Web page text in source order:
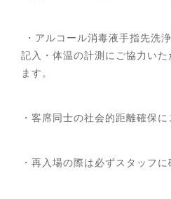
・アルコール消毒液手指先洗
記入・体温の計測にご協力い
ます。
・客席同士の社会的距離確保に
・再入場の際は必ずスタッフに